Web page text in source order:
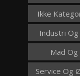
Ikke
Industri
Mad Og
Service Og